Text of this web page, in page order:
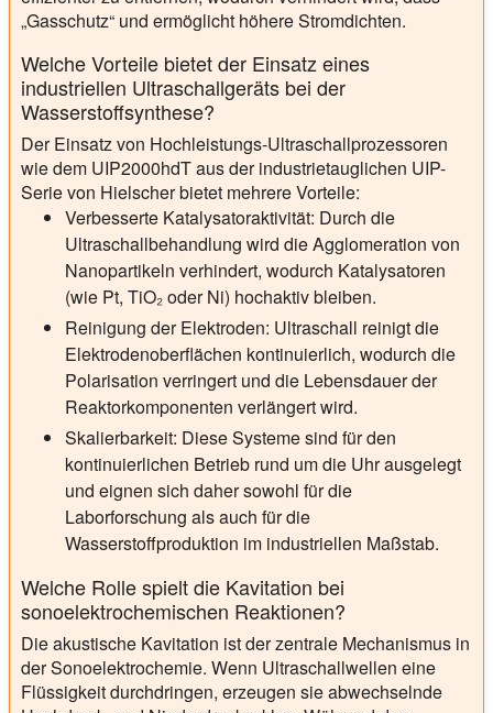
„Gasschutz“ und ermöglicht höhere Stromdichten.
Welche Vorteile bietet der Einsatz eines
industriellen Ultraschallgeräts bei der
Wasserstoffsynthese?
Der Einsatz von Hochleistungs-Ultraschallprozessoren
wie dem UIP2000hdT aus der industrietauglichen UIP-
Serie von Hielscher bietet mehrere Vorteile:
Verbesserte Katalysatoraktivität: Durch die
Ultraschallbehandlung wird die Agglomeration von
Nanopartikeln verhindert, wodurch Katalysatoren
(wie Pt, TiO₂ oder Ni) hochaktiv bleiben.
Reinigung der Elektroden: Ultraschall reinigt die
Elektrodenoberflächen kontinuierlich, wodurch die
Polarisation verringert und die Lebensdauer der
Reaktorkomponenten verlängert wird.
Skalierbarkeit: Diese Systeme sind für den
kontinuierlichen Betrieb rund um die Uhr ausgelegt
und eignen sich daher sowohl für die
Laborforschung als auch für die
Wasserstoffproduktion im industriellen Maßstab.
Welche Rolle spielt die Kavitation bei
sonoelektrochemischen Reaktionen?
Die akustische Kavitation ist der zentrale Mechanismus in
der Sonoelektrochemie. Wenn Ultraschallwellen eine
Flüssigkeit durchdringen, erzeugen sie abwechselnde